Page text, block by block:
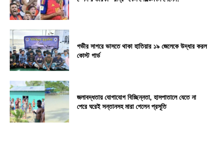
গভীর সাগরে ভাসতে থাকা হাতিয়ার ১৯ জেলেকে উদ্ধার করল
কোস্ট গার্ড
জলাবদ্ধতায় যোগাযোগ বিচ্ছিন্নতা, হাসপাতালে যেতে না
পেরে ঘরেই সন্তানসহ মারা গেলেন প্রসূতি